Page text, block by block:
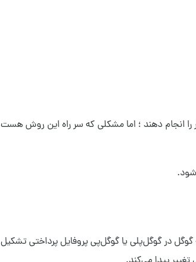
را انجام دهند ؛ اما مشکلی که سر راه این روش هست
شود.
در گوگل‌پلی یا گوگل‌پی پروفایل پرداختی تشکیل